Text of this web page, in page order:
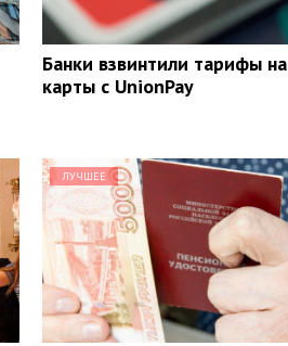
Банки взвинтили тарифы на
карты с UnionPay
ЛУЧШЕЕ